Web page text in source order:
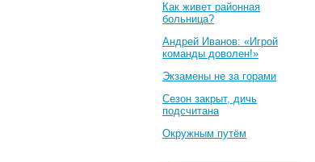
Как живет районная
больница?
Андрей Иванов: «Игрой
команды доволен!»
Экзамены не за горами
Сезон закрыт, дичь
подсчитана
Окружным путём